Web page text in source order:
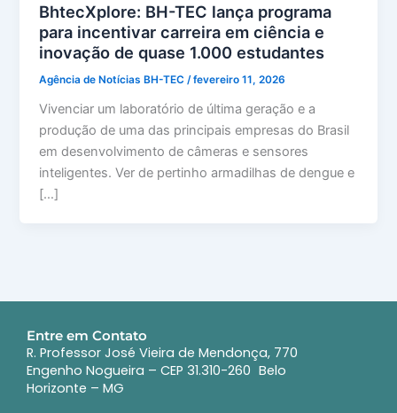
BhtecXplore: BH-TEC lança programa
para incentivar carreira em ciência e
inovação de quase 1.000 estudantes
Agência de Notícias BH-TEC /fevereiro 11, 2026
Vivenciar um laboratório de última geração e a
produção de uma das principais empresas do Brasil
em desenvolvimento de câmeras e sensores
inteligentes. Ver de pertinho armadilhas de dengue e
[…]
Entre em Contato
R. Professor José Vieira de Mendonça, 770
Engenho Nogueira – CEP 31.310-260 Belo
Horizonte – MG